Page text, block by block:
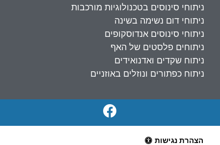
ניתוחי סינוסים בטכנולוגיות מורכבות
ניתוחי דום נשימה בשינה
ניתוחי סינוסים אנדוסקופים
ניתוחים פלסטים של האף
ניתוח שקדים ואדנואידים
ניתוח כפתורים ונוזלים באוזניים
הצהרת נגישות